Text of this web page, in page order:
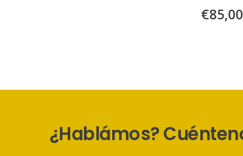
€85,00
¿Hablámos?